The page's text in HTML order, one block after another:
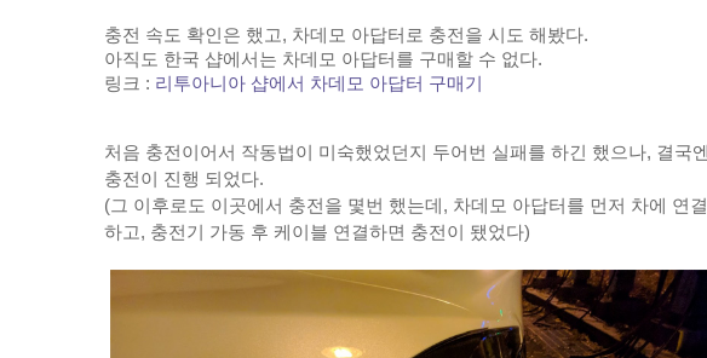
충전 속도 확인은 했고, 차데모 아답터로 충전을 시도 해봤다.
아직도 한국 샵에서는 차데모 아답터를 구매할 수 없다.
링크 : 리투아니아 샵에서 차데모 아답터 구매기
처음 충전이어서 작동법이 미숙했었던지 두어번 실패를 하긴 했으나, 결국엔
충전이 진행 되었다.
(그 이후로도 이곳에서 충전을 몇번 했는데, 차데모 아답터를 먼저 차에 연결
하고, 충전기 가동 후 케이블 연결하면 충전이 됐었다)